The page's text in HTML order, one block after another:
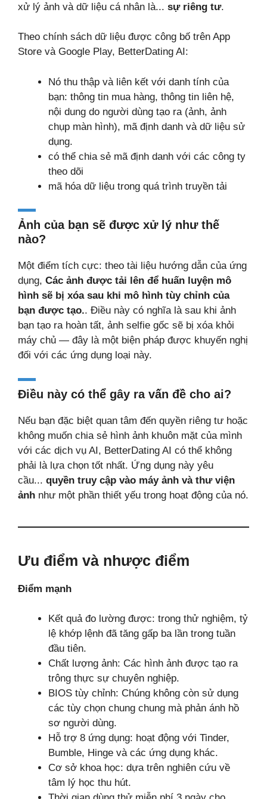
xử lý ảnh và dữ liệu cá nhân là... sự riêng tư.
Theo chính sách dữ liệu được công bố trên App
Store và Google Play, BetterDating AI:
Nó thu thập và liên kết với danh tính của
bạn: thông tin mua hàng, thông tin liên hệ,
nội dung do người dùng tạo ra (ảnh, ảnh
chụp màn hình), mã định danh và dữ liệu sử
dụng.
có thể chia sẻ mã định danh với các công ty
theo dõi
mã hóa dữ liệu trong quá trình truyền tải
Ảnh của bạn sẽ được xử lý như thế
nào?
Một điểm tích cực: theo tài liệu hướng dẫn của ứng
dụng, Các ảnh được tải lên để huấn luyện mô
hình sẽ bị xóa sau khi mô hình tùy chỉnh của
bạn được tạo.. Điều này có nghĩa là sau khi ảnh
bạn tạo ra hoàn tất, ảnh selfie gốc sẽ bị xóa khỏi
máy chủ — đây là một biện pháp được khuyến nghị
đối với các ứng dụng loại này.
Điều này có thể gây ra vấn đề cho ai?
Nếu bạn đặc biệt quan tâm đến quyền riêng tư hoặc
không muốn chia sẻ hình ảnh khuôn mặt của mình
với các dịch vụ AI, BetterDating AI có thể không
phải là lựa chọn tốt nhất. Ứng dụng này yêu
cầu... quyền truy cập vào máy ảnh và thư viện
ảnh như một phần thiết yếu trong hoạt động của nó.
Ưu điểm và nhược điểm
Điểm mạnh
Kết quả đo lường được: trong thử nghiệm, tỷ
lệ khớp lệnh đã tăng gấp ba lần trong tuần
đầu tiên.
Chất lượng ảnh: Các hình ảnh được tạo ra
trông thực sự chuyên nghiệp.
BIOS tùy chỉnh: Chúng không còn sử dụng
các tùy chọn chung chung mà phản ánh hồ
sơ người dùng.
Hỗ trợ 8 ứng dụng: hoạt động với Tinder,
Bumble, Hinge và các ứng dụng khác.
Cơ sở khoa học: dựa trên nghiên cứu về
tâm lý học thu hút.